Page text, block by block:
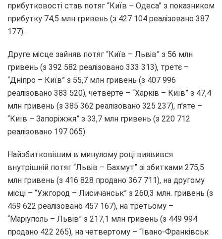
прибутковості став потяг “Київ – Одеса” з показником
прибутку 74,5 млн гривень (з 427 104 реалізовано 387
177).
Друге місце зайняв потяг “Київ – Львів” з 56 млн
гривень (з 392 582 реалізовано 333 313), третє –
“Дніпро – Київ” з 55,7 млн гривень (з 407 996
реалізовано 383 520), четверте – “Харків – Київ” з 47,4
млн гривень (з 385 362 реалізовано 325 237), п’яте –
“Київ – Запоріжжя” з 33,7 млн гривень (з 220 712
реалізовано 197 065).
Найзбитковішим в минулому році виявився
внутрішній потяг “Львів – Бахмут” зі збитками 275,5
млн гривень (з 416 828 продано 367 711), на другому
місці – “Ужгород – Лисичанськ” з 260,3 млн. гривень (з
459 622 реалізовано 457 167), на третьому –
“Маріуполь – Львів” з 217,1 млн гривень (з 449 994
продано 422 265), на четвертому – “Івано-Франківськ